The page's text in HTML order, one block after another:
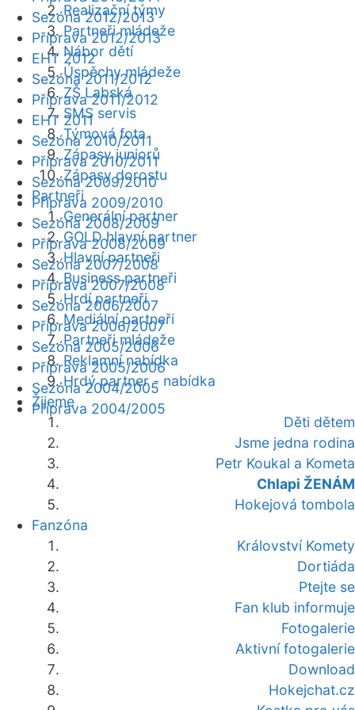
Realizační týmy
Partneři mládeže
Nábor dětí
Úspěchy mládeže
ZŠ Labská
SMS servis
Týmová fota
Zápasy juniorů
Zápasy dorostu
Partneři
Generální partner
GOLD hlavní partner
Hlavní partneři
Business partneři
Hrdí partneři
Mediální partneři
Partneři mládeže
Reklamní nabídka
Hrdý partner - nabídka
Žijeme
Děti dětem
Jsme jedna rodina
Petr Koukal a Kometa
Chlapi ŽENÁM
Hokejová tombola
Fanzóna
Království Komety
Dortiáda
Ptejte se
Fan klub informuje
Fotogalerie
Aktivní fotogalerie
Download
Hokejchat.cz
Sezóna 2012/2013
Příprava 2012/2013
EHT 2012
Sezóna 2011/2012
Příprava 2011/2012
EHT 2011
Sezóna 2010/2011
Příprava 2010/2011
Sezóna 2009/2010
Příprava 2009/2010
Sezóna 2008/2009
Příprava 2008/2009
Sezóna 2007/2008
Příprava 2007/2008
Sezóna 2006/2007
Příprava 2006/2007
Sezóna 2005/2006
Příprava 2005/2006
Sezóna 2004/2005
Příprava 2004/2005